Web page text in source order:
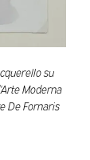
su
Moderna
De Fornaris